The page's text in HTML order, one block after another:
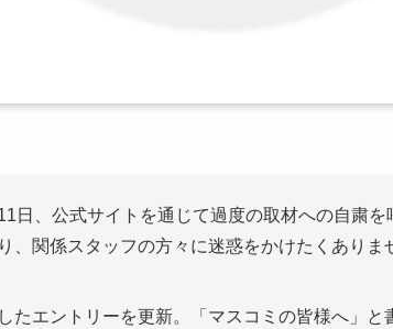
日、公式サイトを通じて過度の取材への自粛を
、関係スタッフの方々に迷惑をかけたくありま
たエントリーを更新。「マスコミの皆様へ」と